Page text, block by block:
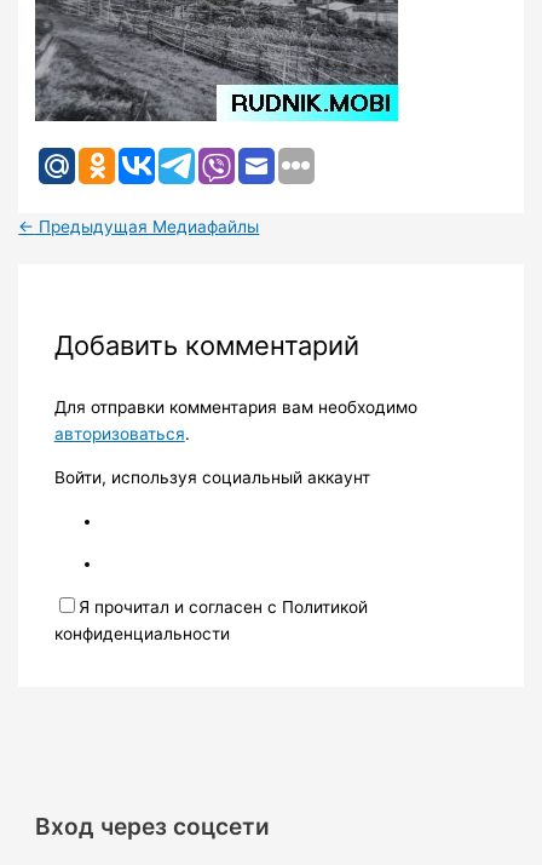
← Предыдущая Медиафайлы
Добавить комментарий
Для отправки комментария вам необходимо
авторизоваться.
Войти, используя социальный аккаунт
Я прочитал и согласен с Политикой
конфиденциальности
Вход через соцсети